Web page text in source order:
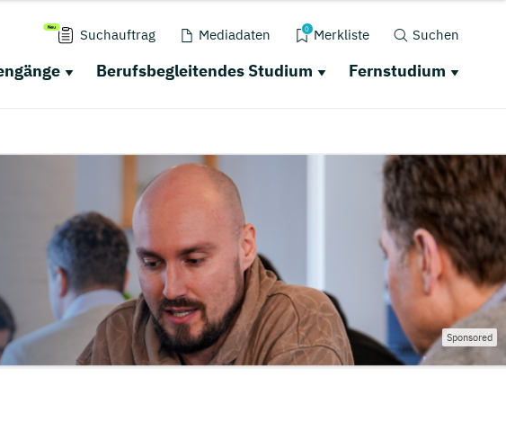
Suchauftrag Mediadaten 0 Merkliste Suchen
Berufsbegleitendes Studium Fernstudium
Sponsored